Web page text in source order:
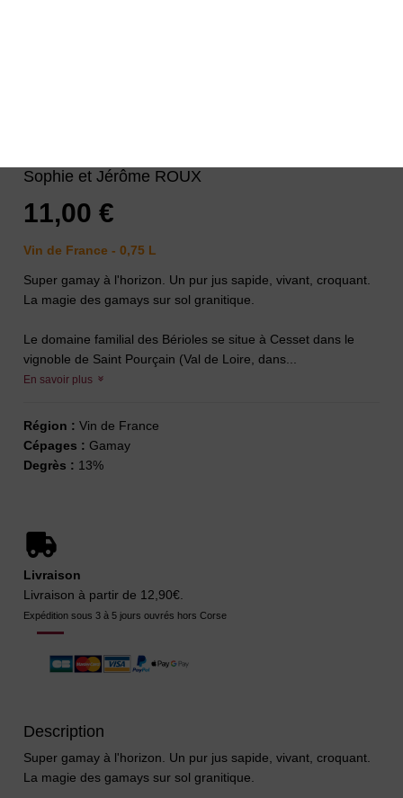
Sophie et Jérôme ROUX
11,00 €
Vin de France - 0,75 L
Super gamay à l'horizon. Un pur jus sapide, vivant, croquant.
La magie des gamays sur sol granitique.
Le domaine familial des Bérioles se situe à Cesset dans le
vignoble de Saint Pourçain (Val de Loire, dans...
En savoir plus
Région : Vin de France
Cépages : Gamay
Degrès : 13%
Livraison
Livraison à partir de 12,90€.
Expédition sous 3 à 5 jours ouvrés hors Corse
Description
Super gamay à l'horizon. Un pur jus sapide, vivant, croquant.
La magie des gamays sur sol granitique.